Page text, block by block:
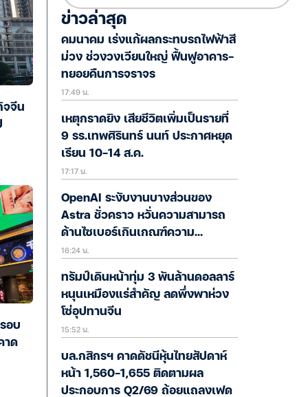
จจีน
อบ
าด
ข่าวล่าสุด
คมนาคม เร่งแก้ผลกระทบรถไฟฟ้าสี
ม่วง ช่วงวงเวียนใหญ่ ฟื้นฟูอาคาร-
ทยอยคืนการจราจร
17:49 น.
เหตุกราดยิง เสียชีวิตเพิ่มเป็นรายที่
9 รร.เทพศิรินทร์ นนท์ ประกาศหยุด
เรียน 10-14 ส.ค.
17:17 น.
OpenAI ระงับงานบางส่วนของ
Astra ชั่วคราว หวั่นความสามารถ
ด้านไซเบอร์เกินเกณฑ์ความ
ปลอดภัย
16:24 น.
ทรัมป์เดินหน้าทุ่ม 3 พันล้านดอลลาร์
หนุนเหมืองแร่สำคัญ ลดพึ่งพาห่วง
โซ่อุปทานจีน
15:52 น.
บล.กสิกรฯ คาดดัชนีหุ้นไทยสัปดาห์
หน้า 1,560-1,655 ติดตามผล
ประกอบการ Q2/69 ถ้อยแถลงเฟด